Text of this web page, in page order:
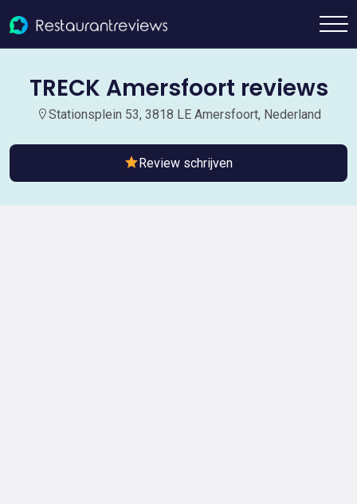
TRECK Amersfoort reviews
Stationsplein 53, 3818 LE Amersfoort, Nederland
Review schrijven